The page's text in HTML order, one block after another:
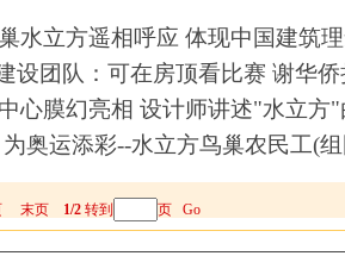
水立方遥相呼应 体现中国建筑
设团队：可在房顶看比赛 谢华
心膜幻亮相 设计师讲述"水立方
奥运添彩--水立方鸟巢农民工(
末页 1/2转到 页 Go